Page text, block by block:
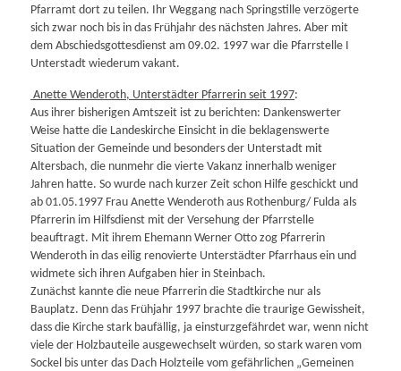
Pfarramt dort zu teilen. Ihr Weggang nach Springstille verzögerte
sich zwar noch bis in das Frühjahr des nächsten Jahres. Aber mit
dem Abschiedsgottesdienst am 09.02. 1997 war die Pfarrstelle I
Unterstadt wiederum vakant.
Anette Wenderoth, Unterstädter Pfarrerin seit 1997:
Aus ihrer bisherigen Amtszeit ist zu berichten: Dankenswerter
Weise hatte die Landeskirche Einsicht in die beklagenswerte
Situation der Gemeinde und besonders der Unterstadt mit
Altersbach, die nunmehr die vierte Vakanz innerhalb weniger
Jahren hatte. So wurde nach kurzer Zeit schon Hilfe geschickt und
ab 01.05.1997 Frau Anette Wenderoth aus Rothenburg/ Fulda als
Pfarrerin im Hilfsdienst mit der Versehung der Pfarrstelle
beauftragt. Mit ihrem Ehemann Werner Otto zog Pfarrerin
Wenderoth in das eilig renovierte Unterstädter Pfarrhaus ein und
widmete sich ihren Aufgaben hier in Steinbach.
Zunächst kannte die neue Pfarrerin die Stadtkirche nur als
Bauplatz. Denn das Frühjahr 1997 brachte die traurige Gewissheit,
dass die Kirche stark baufällig, ja einsturzgefährdet war, wenn nicht
viele der Holzbauteile ausgewechselt würden, so stark waren vom
Sockel bis unter das Dach Holzteile vom gefährlichen „Gemeinen